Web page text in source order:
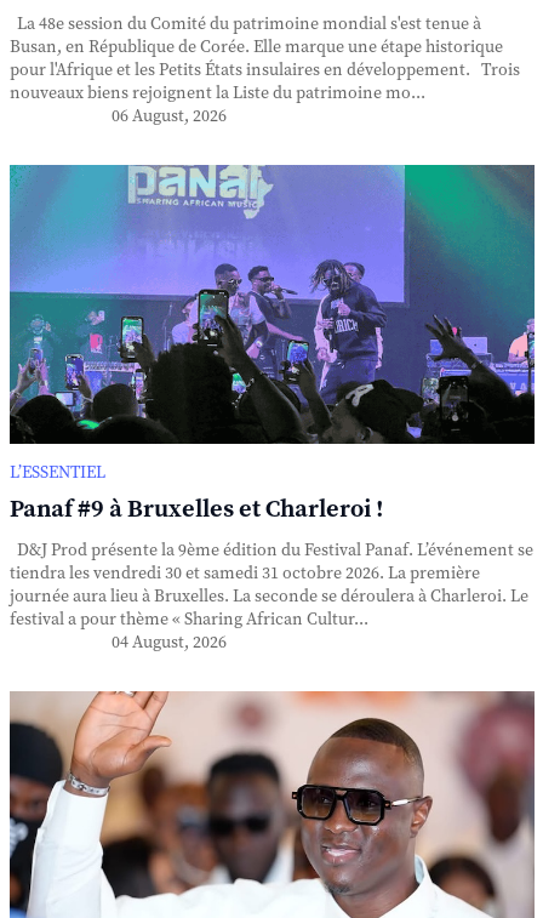
La 48e session du Comité du patrimoine mondial s'est tenue à
Busan, en République de Corée. Elle marque une étape historique
pour l'Afrique et les Petits États insulaires en développement. Trois
nouveaux biens rejoignent la Liste du patrimoine mo...
06 August, 2026
L’ESSENTIEL
Panaf #9 à Bruxelles et Charleroi !
D&J Prod présente la 9ème édition du Festival Panaf. L’événement se
tiendra les vendredi 30 et samedi 31 octobre 2026. La première
journée aura lieu à Bruxelles. La seconde se déroulera à Charleroi. Le
festival a pour thème « Sharing African Cultur...
04 August, 2026